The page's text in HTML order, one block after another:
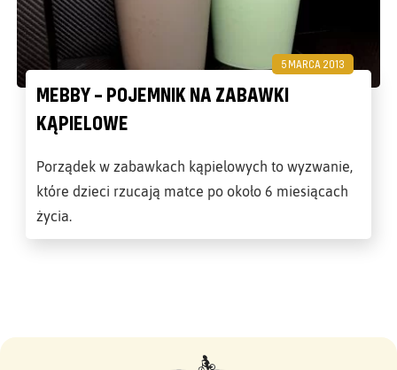
5 MARCA 2013
MEBBY – POJEMNIK NA ZABAWKI
KĄPIELOWE
Porządek w zabawkach kąpielowych to wyzwanie,
które dzieci rzucają matce po około 6 miesiącach
życia.